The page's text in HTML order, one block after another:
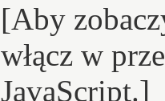
[Aby
włącz w
JavaScript.]